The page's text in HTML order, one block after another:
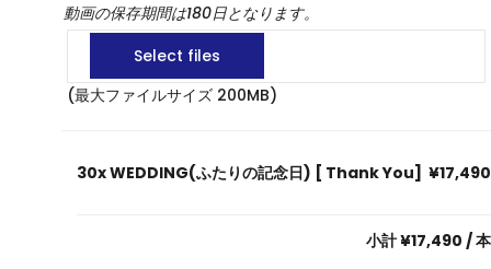
動画の保存期間は180日となります。
(最大ファイルサイズ 200MB)
30xWEDDING(ふたりの記念日) [ Thank You] ¥17,490
小計¥17,490 / 本